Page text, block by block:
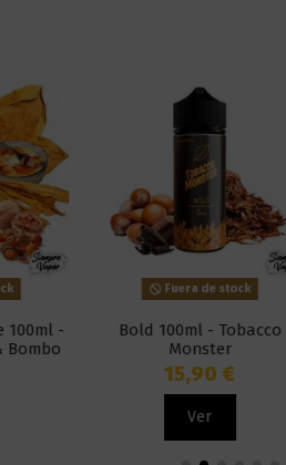
Fuera de stock
Bold 100ml - Tobacco
15,90 €